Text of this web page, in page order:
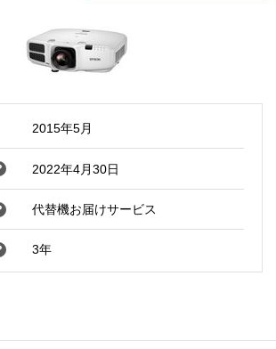
2015年5月
2022年4月30日
代替機お届けサービス
3年